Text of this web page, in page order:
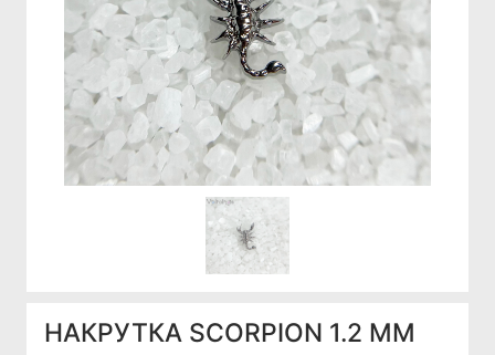
НАКРУТКА SCORPION 1.2 ММ